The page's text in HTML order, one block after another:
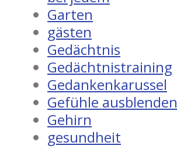
Garten
gästen
Gedächtnis
Gedächtnistraining
Gedankenkarussel
Gefühle ausblenden
Gehirn
gesundheit